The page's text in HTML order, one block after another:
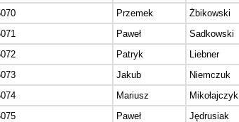
Przemek Żbikowski
Paweł Sadkowski
Patryk Liebner
Jakub Niemczuk
Mariusz Mikołajczyk
Paweł Jędrusiak